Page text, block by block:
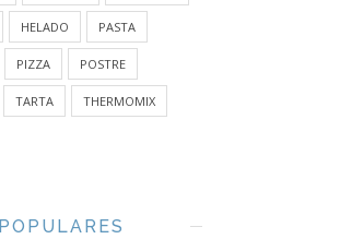
HELADO PASTA
PIZZA POSTRE
TARTA THERMOMIX
POPULARES